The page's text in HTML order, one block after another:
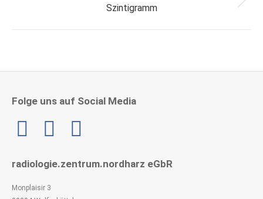
Next
Szintigramm
Folge uns auf Social Media
Linkedin
radiologie.zentrum.nordharz eGbR
Monplaisir 3